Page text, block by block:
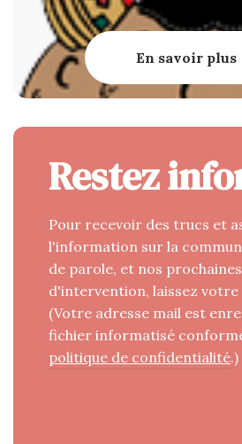
En savoir plus
Restez
Pour recevoir des trucs et
l'information sur la
de parole, et nos
d'intervention, laissez votre
(Votre adresse mail est
fichier informatisé
politique de confidentialité.)